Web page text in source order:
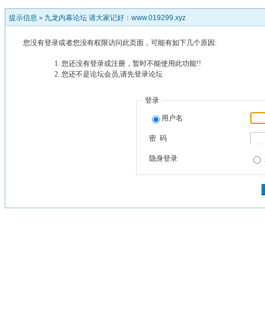
提示信息 » 九龙内幕论坛 请大家记好：www.019299.xyz
您没有登录或者您没有权限访问此页面，可能有如下几个原因:
您还没有登录或注册，暂时不能使用此功能!!
您还不是论坛会员,请先登录论坛
登录
用户名
密 码
隐身登录